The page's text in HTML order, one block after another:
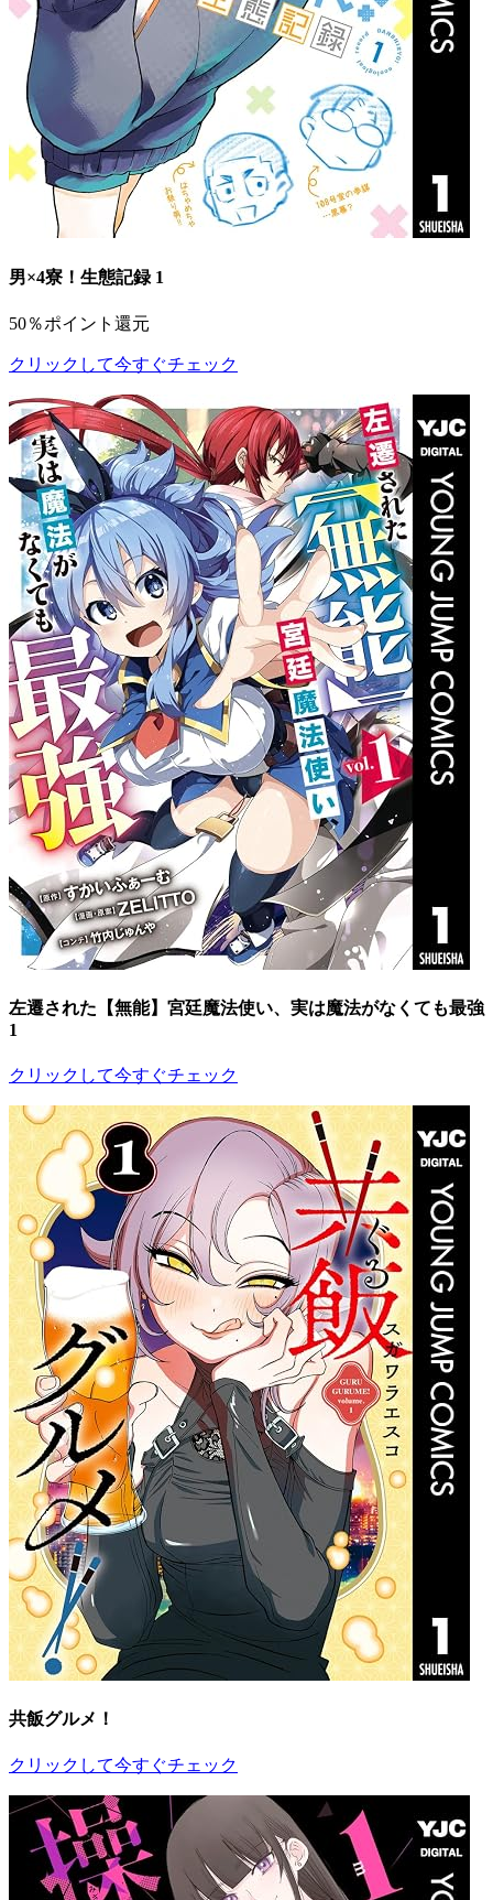
男×4寮！生態記録 1
50％ポイント還元
クリックして今すぐチェック
左遷された【無能】宮廷魔法使い、実は魔法がなくても最強
1
クリックして今すぐチェック
共飯グルメ！
クリックして今すぐチェック